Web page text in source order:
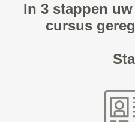
In 3 stappen
cursus